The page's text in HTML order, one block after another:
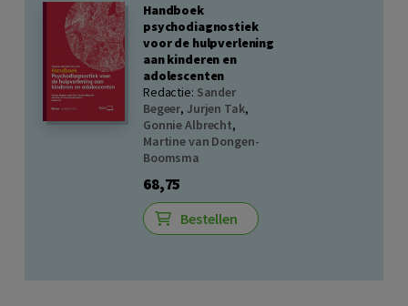
Handboek
psychodiagnostiek
voor de hulpverlening
aan kinderen en
adolescenten
Redactie: Sander
Begeer, Jurjen Tak,
Gonnie Albrecht,
Martine van Dongen-
Boomsma
68,75
Bestellen